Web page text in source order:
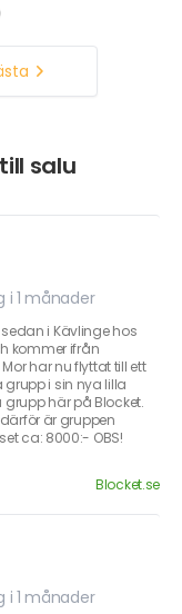
salu
i 1 månader
i Kävlinge hos
kommer ifrån
har nu flyttat till ett
i sin nya lilla
här på Blocket.
är gruppen
ca: 8000:- OBS!
Blocket.se
i 1 månader